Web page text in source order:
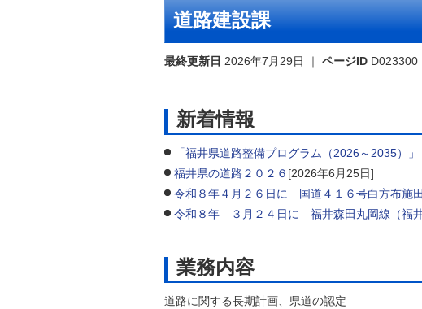
水道・エネルギー
住まい・土地
環境問題・廃棄物対策・リサ
交通・道路
河川・砂防・港湾
自然
道路建設課
最終更新日 2026年7月29日 ｜ ページID D023300
新着情報
「福井県道路整備プログラム（2026～2035）」
福井県の道路２０２６ [2026年6月25日]
令和８年４月２６日に 国道４１６号白方布施
令和８年 ３月２４日に 福井森田丸岡線（福井
業務内容
道路に関する長期計画、県道の認定